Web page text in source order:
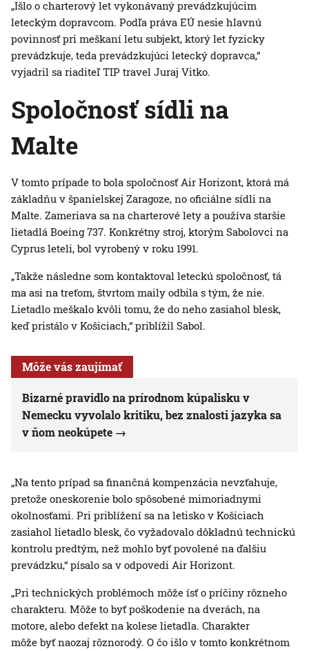
„Išlo o charterový let vykonávaný prevádzkujúcim
leteckým dopravcom. Podľa práva EÚ nesie hlavnú
povinnosť pri meškaní letu subjekt, ktorý let fyzicky
prevádzkuje, teda prevádzkujúci letecký dopravca,“
vyjadril sa riaditeľ TIP travel Juraj Vitko.
Spoločnosť sídli na
Malte
V tomto prípade to bola spoločnosť Air Horizont, ktorá má
základňu v španielskej Zaragoze, no oficiálne sídli na
Malte. Zameriava sa na charterové lety a používa staršie
lietadlá Boeing 737. Konkrétny stroj, ktorým Sabolovci na
Cyprus leteli, bol vyrobený v roku 1991.
„Takže následne som kontaktoval leteckú spoločnosť, tá
ma asi na treťom, štvrtom maily odbila s tým, že nie.
Lietadlo meškalo kvôli tomu, že do neho zasiahol blesk,
keď pristálo v Košiciach,“ priblížil Sabol.
Môže vás zaujímať
Bizarné pravidlo na prírodnom kúpalisku v
Nemecku vyvolalo kritiku, bez znalosti jazyka sa
v ňom neokúpete
„Na tento prípad sa finančná kompenzácia nevzťahuje,
pretože oneskorenie bolo spôsobené mimoriadnymi
okolnosťami. Pri priblížení sa na letisko v Košiciach
zasiahol lietadlo blesk, čo vyžadovalo dôkladnú technickú
kontrolu predtým, než mohlo byť povolené na ďalšiu
prevádzku,“ písalo sa v odpovedi Air Horizont.
„Pri technických problémoch môže ísť o príčiny rôzneho
charakteru. Môže to byť poškodenie na dverách, na
motore, alebo defekt na kolese lietadla. Charakter
môže byť naozaj rôznorodý. O čo išlo v tomto konkrétnom